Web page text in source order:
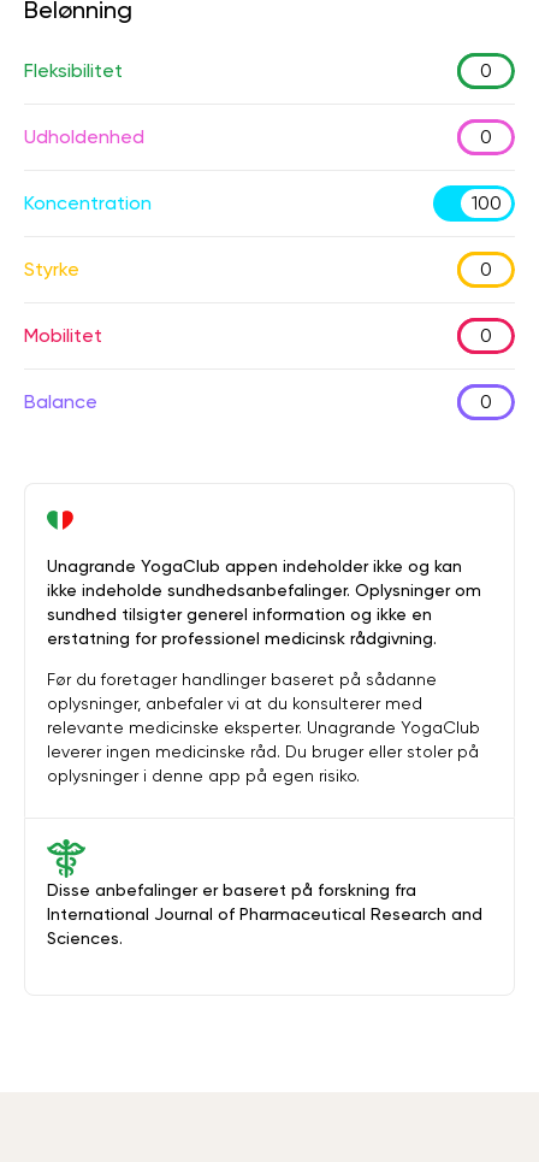
Belønning
Fleksibilitet 0
Udholdenhed 0
Koncentration 100
Styrke 0
Mobilitet 0
Balance 0
Disse anbefalinger er baseret på forskning fra
International Journal of Pharmaceutical Research and
Sciences.
Unagrande YogaClub appen indeholder ikke og kan
ikke indeholde sundhedsanbefalinger. Oplysninger om
sundhed tilsigter generel information og ikke en
erstatning for professionel medicinsk rådgivning.
Før du foretager handlinger baseret på sådanne
oplysninger, anbefaler vi at du konsulterer med
relevante medicinske eksperter. Unagrande YogaClub
leverer ingen medicinske råd. Du bruger eller stoler på
oplysninger i denne app på egen risiko.